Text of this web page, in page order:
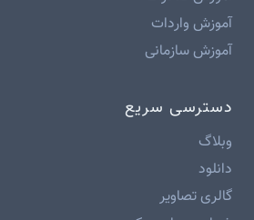
آموزش واردات
آموزش سازمانی
دسترسی سریع
وبلاگ
دانلود
گالری تصاویر